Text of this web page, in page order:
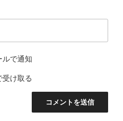
ルで通知
け取る